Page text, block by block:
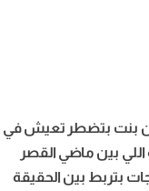
عن بنت بتضطر تعيش في
بين ماضي القصر
بتربط بين الحقيقة